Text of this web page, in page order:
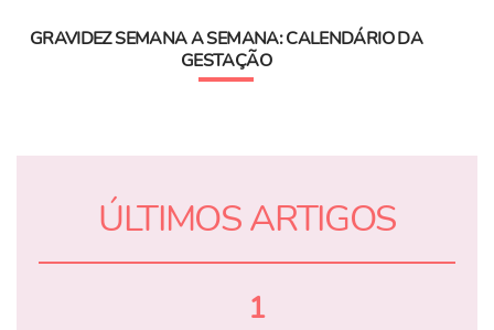
GRAVIDEZ SEMANA A SEMANA: CALENDÁRIO DA
GESTAÇÃO
ÚLTIMOS ARTIGOS
1